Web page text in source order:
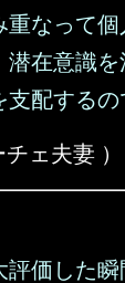
なって個
潜在意識
配するの
チェ夫妻 ）
評価した